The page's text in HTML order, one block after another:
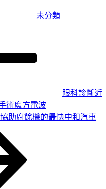
未分類
眼科診斷近
術魔方電波
助廚餘機的最快中和汽車